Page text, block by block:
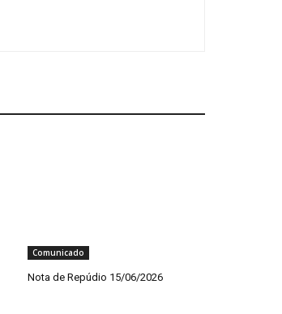
Comunicado
Nota de Repúdio 15/06/2026